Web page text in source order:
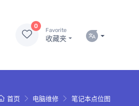
0
Favorite
收藏夹
首页 电脑维修 笔记本点位图